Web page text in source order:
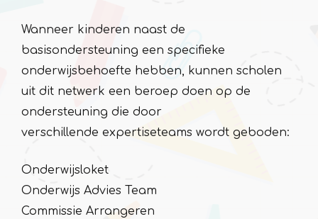
Wanneer kinderen naast de
basisondersteuning een specifieke
onderwijsbehoefte hebben, kunnen scholen
uit dit netwerk een beroep doen op de
ondersteuning die door
verschillende expertiseteams wordt geboden:
Onderwijsloket
Onderwijs Advies Team
Commissie Arrangeren